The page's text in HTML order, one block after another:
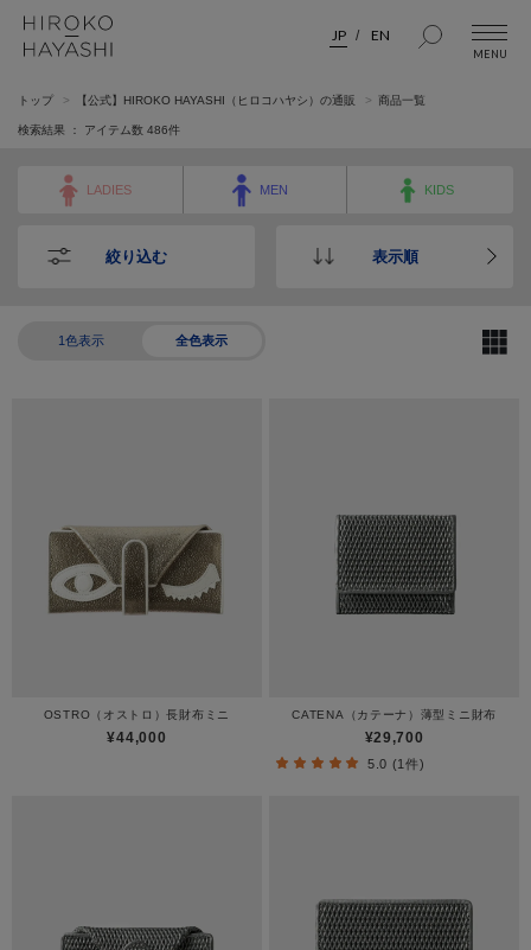
JP EN
トップ 【公式】HIROKO HAYASHI（ヒロコハヤシ）の通販 商品一覧
検索結果 ： アイテム数 486件
LADIES MEN KIDS
絞り込む 表示順
1色表示 全色表示
OSTRO（オストロ）長財布ミニ
¥44,000
CATENA（カテーナ）薄型ミニ財布
¥29,700
5.0 (1件)